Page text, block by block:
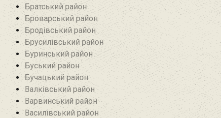
Братський район‎
Броварський район
Бродівський район‎
Брусилівський район‎
Буринський район
Буський район‎
Бучацький район
Валківський район
Варвинський район
Василівський район